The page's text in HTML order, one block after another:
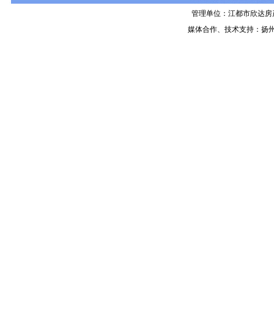
管理单位：江都市欣达
媒体合作、技术支持：扬